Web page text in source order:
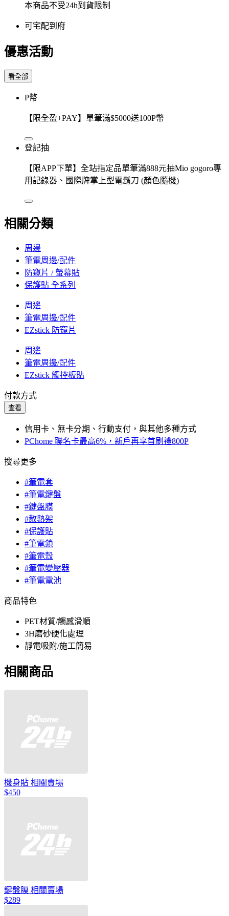
本商品不受24h到貨限制
可宅配到府
優惠活動
看全部
P幣
【限全盈+PAY】單筆滿$5000送100P幣
登記抽
【限APP下單】全站指定品單筆滿888元抽Mio gogoro專
用記錄器、國際牌掌上型電鬍刀 (顏色隨機)
相關分類
周邊
筆電周邊/配件
防窺片 / 螢幕貼
保護貼 全系列
周邊
筆電周邊/配件
EZstick 防窺片
周邊
筆電周邊/配件
EZstick 觸控板貼
付款方式
查看
信用卡、無卡分期、行動支付，與其他多種方式
PChome 聯名卡最高6%，新戶再享首刷禮800P
搜尋更多
#筆電套
#筆電鍵盤
#鍵盤膜
#散熱架
#保護貼
#筆電鎖
#筆電殼
#筆電變壓器
#筆電電池
商品特色
PET材質/觸感滑順
3H磨砂硬化處理
靜電吸附/施工簡易
相關商品
機身貼 相關賣場
$450
鍵盤膜 相關賣場
$289